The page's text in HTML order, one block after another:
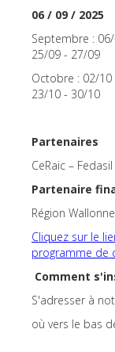
06 / 09 / 2025
Septembre :
25/09 - 27/09
Octobre : 02/
23/10 - 30/10
Partenaires
CeRaic –
Partenaire
Région
Cliquez sur le
programme de
Comment
S'adresser à
où vers le bas